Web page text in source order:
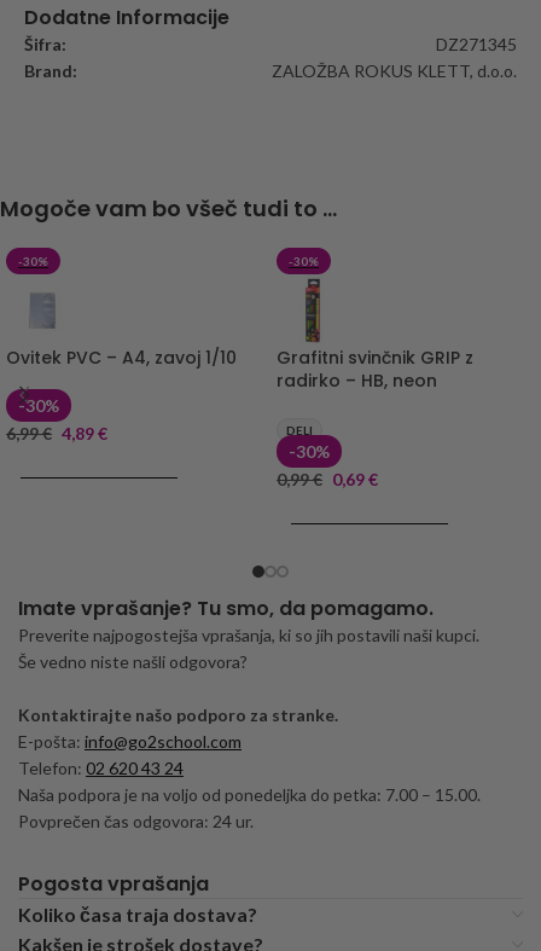
Dodatne Informacije
Šifra:
DZ271345
Brand:
ZALOŽBA ROKUS KLETT, d.o.o.
Mogoče vam bo všeč tudi to ...
-30%
Ovitek PVC – A4, zavoj 1/10
-30%
6,99€ 4,89€
-30%
Grafitni svinčnik GRIP z
radirko – HB, neon
DELI
-30%
0,99€ 0,69€
Imate vprašanje? Tu smo, da pomagamo.
Preverite najpogostejša vprašanja, ki so jih postavili naši kupci.
Še vedno niste našli odgovora?
Kontaktirajte našo podporo za stranke.
E-pošta: info@go2school.com
Telefon: 02 620 43 24
Naša podpora je na voljo od ponedeljka do petka: 7.00 – 15.00.
Povprečen čas odgovora: 24 ur.
Pogosta vprašanja
Koliko časa traja dostava?
Kakšen je strošek dostave?